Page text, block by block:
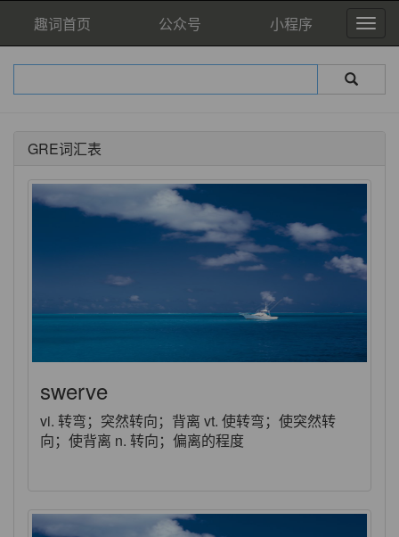
趣词首页 公众号 小程序
GRE词汇表
swerve
vi. 转弯；突然转向；背离 vt. 使转弯；使突然转
向；使背离 n. 转向；偏离的程度